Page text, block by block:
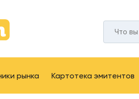
рынка Картотека эмитентов